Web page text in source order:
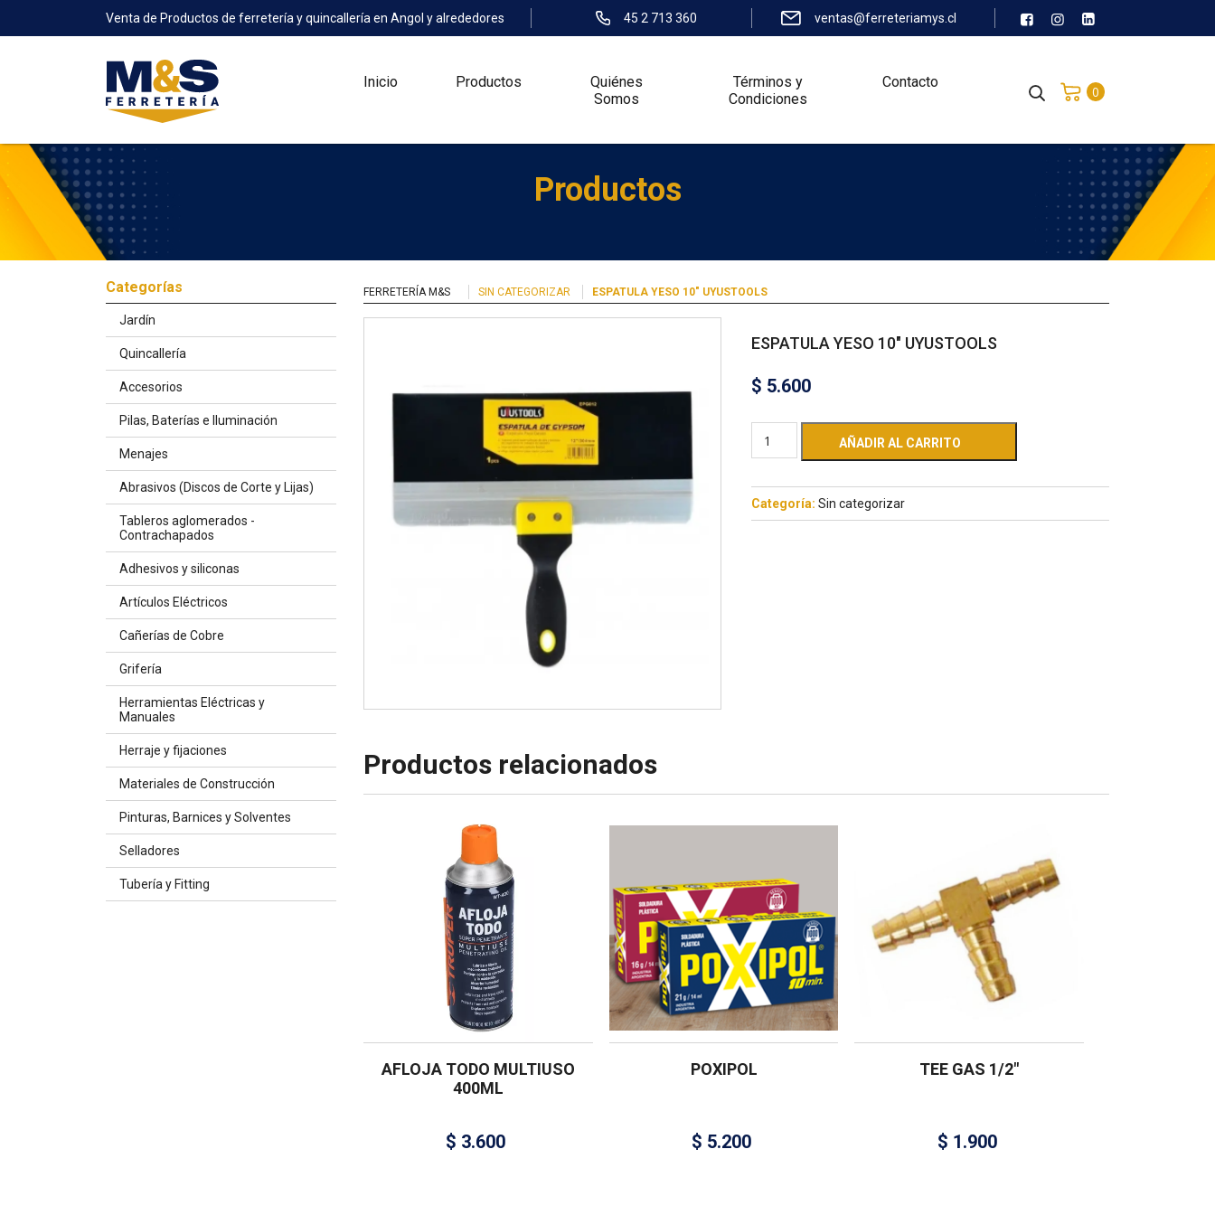
Venta de Productos de ferretería y quincallería en Angol y alrededores 45 2 713 360 ventas@ferreteriamys.cl
Inicio Productos
Quiénes
Somos
Términos y
Condiciones
Contacto
0
Productos
Categorías
Jardín
Quincallería
Accesorios
Pilas, Baterías e Iluminación
Menajes
Abrasivos (Discos de Corte y Lijas)
Tableros aglomerados -
Contrachapados
Adhesivos y siliconas
Artículos Eléctricos
Cañerías de Cobre
Grifería
Herramientas Eléctricas y
Manuales
Herraje y fijaciones
Materiales de Construcción
Pinturas, Barnices y Solventes
Selladores
Tubería y Fitting
FERRETERÍA M&S SIN CATEGORIZAR ESPATULA YESO 10″ UYUSTOOLS
ESPATULA YESO 10″ UYUSTOOLS
$ 5.600
AÑADIR AL CARRITO
Categoría: Sin categorizar
Productos relacionados
AFLOJA TODO MULTIUSO
400ML
$ 3.600
POXIPOL
$ 5.200
TEE GAS 1/2″
$ 1.900